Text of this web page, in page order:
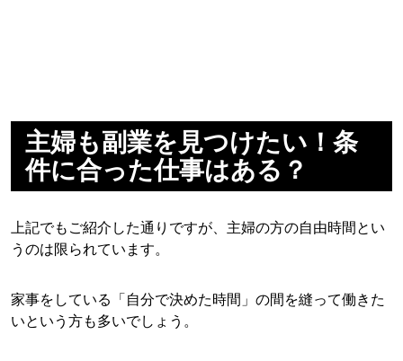
主婦も副業を見つけたい！条
件に合った仕事はある？
上記でもご紹介した通りですが、主婦の方の自由時間とい
うのは限られています。
家事をしている「自分で決めた時間」の間を縫って働きた
いという方も多いでしょう。